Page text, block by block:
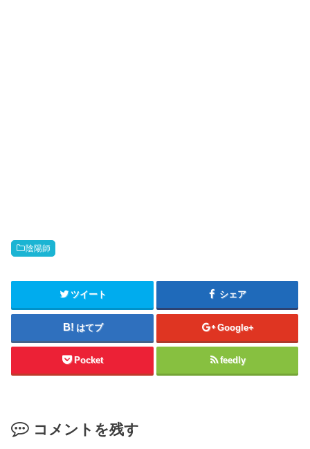
陰陽師
ツイート シェア
はてブ Google+
Pocket feedly
コメントを残す